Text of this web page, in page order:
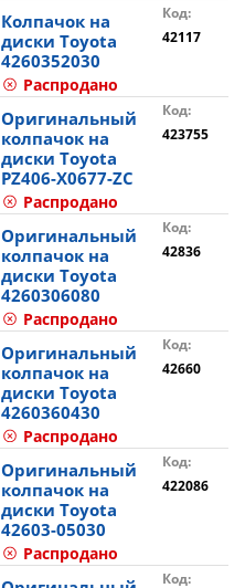
Колпачок на
диски Toyota
4260352030
Распродано
Код:
42117
Оригинальный
колпачок на
диски Toyota
PZ406-X0677-ZC
Распродано
Код:
423755
Оригинальный
колпачок на
диски Toyota
4260306080
Распродано
Код:
42836
Оригинальный
колпачок на
диски Toyota
4260360430
Распродано
Код:
42660
Оригинальный
колпачок на
диски Toyota
42603-05030
Распродано
Код:
422086
Код: